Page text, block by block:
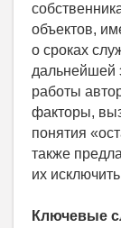
объектов,
о сроках
дальнейшей
работы
факторы,
понятия
также
их
Ключевые